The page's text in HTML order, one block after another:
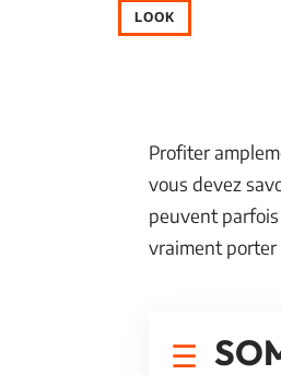
LOOK
Profiter
vous devez
peuvent
vraiment porter